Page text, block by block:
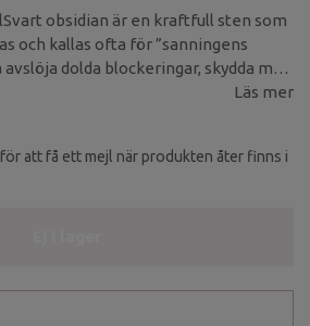
obsidian är en kraftfull sten som
och kallas ofta för ”sanningens
avslöja dolda blockeringar, skydda mot
klarhet i både tanke och känsla.Läs mer
att få ett mejl när produkten åter finns i